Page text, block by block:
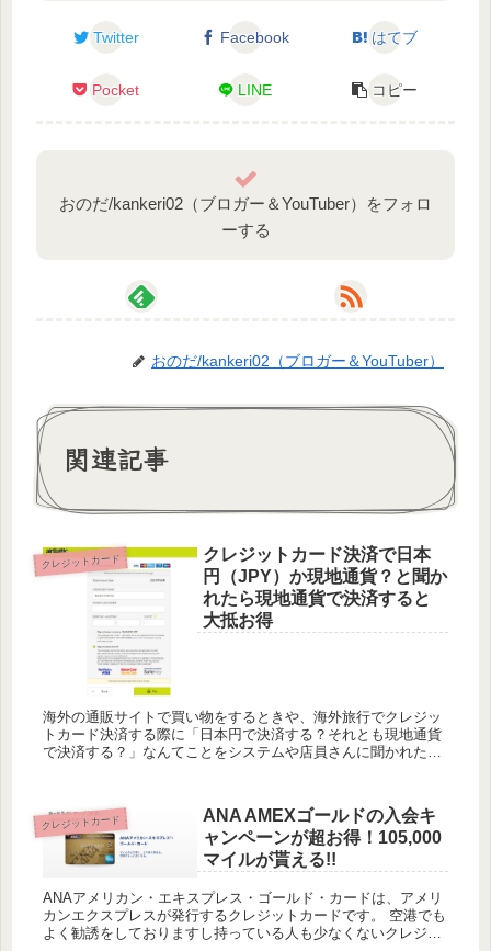
Twitter Facebook はてブ
Pocket LINE コピー
おのだ/kankeri02（ブロガー＆YouTuber）をフォロ
ーする
おのだ/kankeri02（ブロガー＆YouTuber）
関連記事
クレジットカード
クレジットカード決済で日本
円（JPY）か現地通貨？と聞か
れたら現地通貨で決済すると
大抵お得
海外の通販サイトで買い物をするときや、海外旅行でクレジッ
トカード決済する際に「日本円で決済する？それとも現地通貨
で決済する？」なんてことをシステムや店員さんに聞かれたこ
クレジットカード
ANA AMEXゴールドの入会キ
ャンペーンが超お得！105,000
マイルが貰える!!
ANAアメリカン・エキスプレス・ゴールド・カードは、アメリ
カンエクスプレスが発行するクレジットカードです。 空港でも
よく勧誘をしておりますし持っている人も少なくないクレジッ